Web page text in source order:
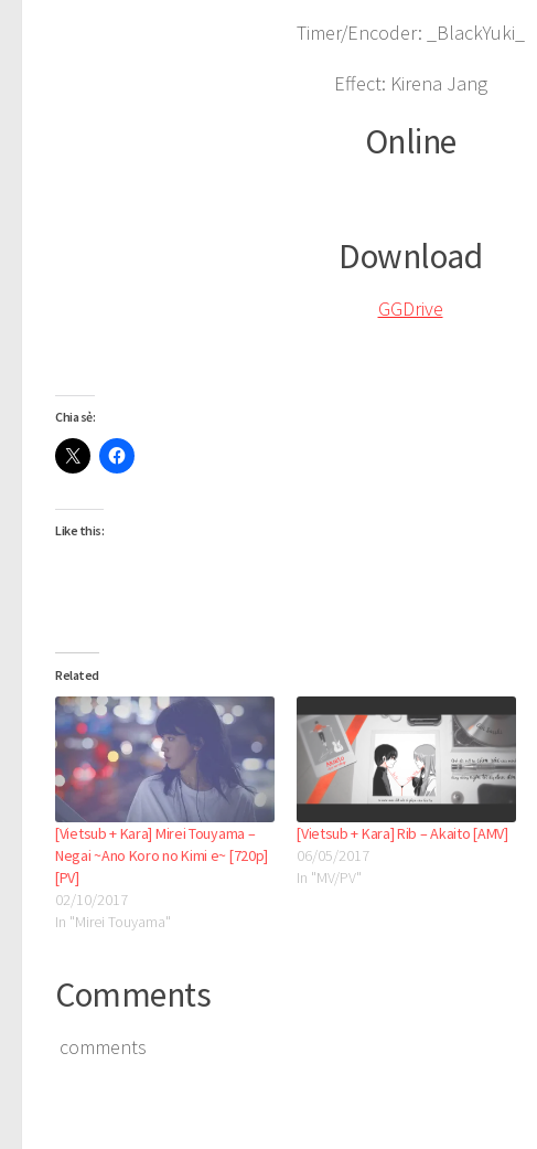
Timer/Encoder: _BlackYuki_
Effect: Kirena Jang
Online
Download
GGDrive
Chia sẻ:
Like this:
Related
[Vietsub + Kara] Mirei Touyama –
Negai ~Ano Koro no Kimi e~ [720p]
[PV]
02/10/2017
In "Mirei Touyama"
[Vietsub + Kara] Rib – Akaito [AMV]
06/05/2017
In "MV/PV"
Comments
comments